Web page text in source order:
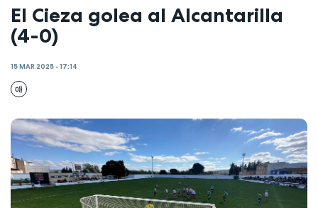
El Cieza golea al Alcantarilla
(4-0)
15 MAR 2025 - 17:14